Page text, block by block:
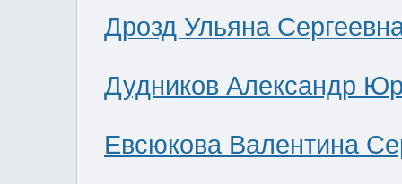
Дрозд Ульяна
Дудников Александр
Евсюкова Валентина